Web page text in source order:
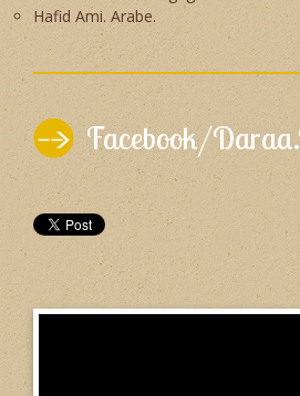
Hafid Ami. Arabe.
Facebook/